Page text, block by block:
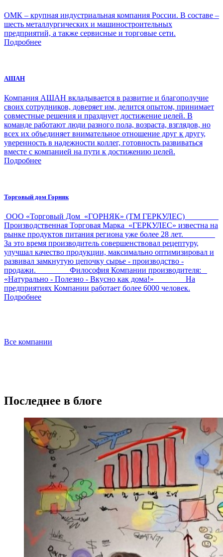
ОМК – крупная индустриальная компания России. В составе –
шесть металлургических и машиностроительных
предприятий, а также сервисные и торговые сети.
Подробнее
АШАН
Компания АШАН вкладывается в развитие и благополучие
своих сотрудников, доверяет им, делится опытом, принимает
совместные решения и празднует достижение целей. В
команде работают люди разного пола, возраста, взглядов, но
всех их объединяет внимательное отношение друг к другу,
уверенность в надежности коллег, готовность развиваться
вместе с компанией на пути к достижению целей.
Подробнее
Торговый дом Горняк
ООО «Торговый Дом «ГОРНЯК» (ТМ ГЕРКУЛЕС)
Производственная Торговая Марка «ГЕРКУЛЕС» известна на
рынке продуктов питания региона уже более 28 лет.
За это время производитель совершенствовал рецептуру,
улучшал качество продукции, максимально оптимизировал и
развивал замкнутую цепочку сырье - производство -
продажи. Философия Компании производителя:
«Натурально - Полезно - Вкусно как дома!» На
предприятиях Компании работает более 6000 человек.
Подробнее
Все компании
Последнее в блоге